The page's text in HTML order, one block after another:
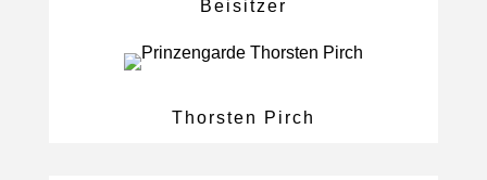
Beisitzer
Thorsten Pirch